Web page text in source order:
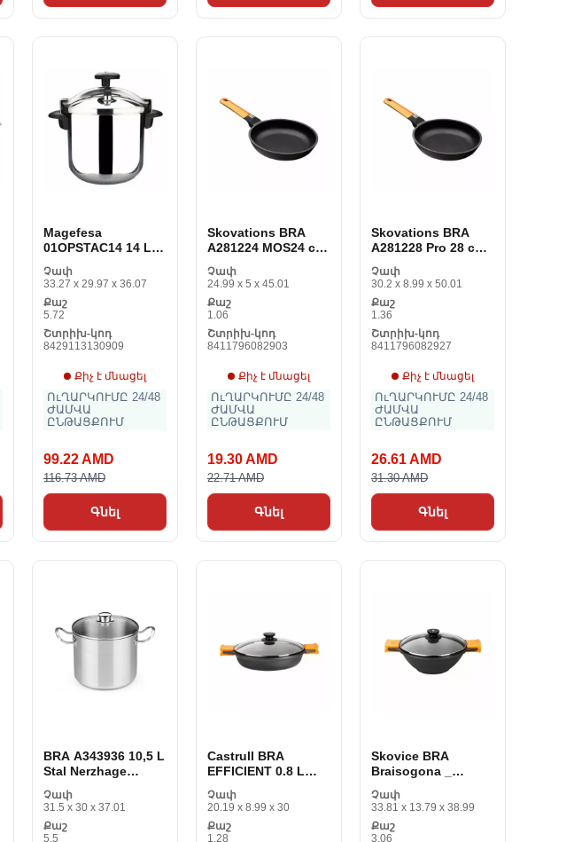
Magefesa
01OPSTAC14 14 L
պողպատը Metal
Չափ
33.27 x 29.97 x 36.07
Քաշ
5.72
Շտրիխ-կոդ
8429113130909
Քիչ է մնացել
ՈւՂԱՐԿՈՒՄԸ 24/48
ԺԱՄՎԱ
ԸՆԹԱՑՔՈՒՄ
99.22 AMD
116.73 AMD
Գնել
Skovations BRA
A281224 MOS24 cm
նարնջագույն
ալյումինը No24 cm
Չափ
24.99 x 5 x 45.01
Քաշ
1.06
Շտրիխ-կոդ
8411796082903
Քիչ է մնացել
ՈւՂԱՐԿՈՒՄԸ 24/48
ԺԱՄՎԱ
ԸՆԹԱՑՔՈՒՄ
19.30 AMD
22.71 AMD
Գնել
Skovations BRA
A281228 Pro 28 cm
նարնջագույն
ալյումինը Corm28
cm
Չափ
30.2 x 8.99 x 50.01
Քաշ
1.36
Շտրիխ-կոդ
8411796082927
Քիչ է մնացել
ՈւՂԱՐԿՈՒՄԸ 24/48
ԺԱՄՎԱ
ԸՆԹԱՑՔՈՒՄ
26.61 AMD
31.30 AMD
Գնել
BRA A343936 10,5 L
Stal Nerzhage
չժանգոտվող
Չափ
31.5 x 30 x 37.01
Քաշ
5.5
Castrull BRA
EFFICIENT 0.8 L
16 cm 1 L
Չափ
20.19 x 8.99 x 30
Քաշ
1.28
Skovice BRA
Braisogona _
Սև/Orangev Metal
Microsoft Microsoft
Չափ
33.81 x 13.79 x 38.99
Քաշ
3.06